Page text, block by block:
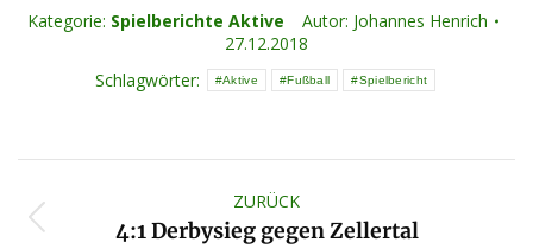
Kategorie: Spielberichte Aktive Autor: Johannes Henrich
27.12.2018
Schlagwörter:
Aktive Fußball Spielbericht
ZURÜCK
Vorheriger
4:1 Derbysieg gegen Zellertal